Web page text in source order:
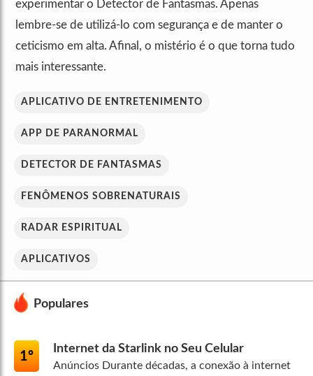
experimentar o Detector de Fantasmas. Apenas
lembre-se de utilizá-lo com segurança e de manter o
ceticismo em alta. Afinal, o mistério é o que torna tudo
mais interessante.
APLICATIVO DE ENTRETENIMENTO
APP DE PARANORMAL
DETECTOR DE FANTASMAS
FENÔMENOS SOBRENATURAIS
RADAR ESPIRITUAL
APLICATIVOS
Populares
1º
Internet da Starlink no Seu Celular
Anúncios Durante décadas, a conexão à internet